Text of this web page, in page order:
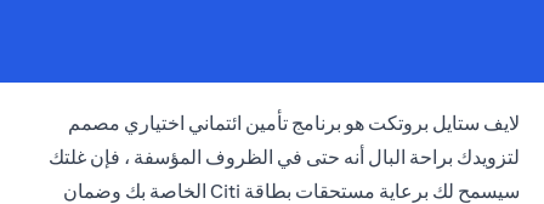
لايف ستايل بروتكت هو برنامج تأمين ائتماني اختياري مصمم
لتزويدك براحة البال أنه حتى في الظروف المؤسفة ، فإن غلتك
سيسمح لك برعاية مستحقات بطاقة Citi الخاصة بك وضمان